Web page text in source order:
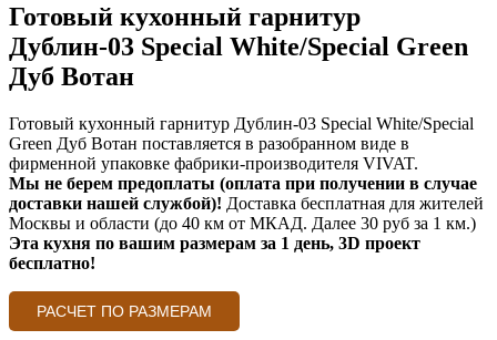
Готовый кухонный гарнитур
Дублин-03 Special White/Special Green
Дуб Вотан
Готовый кухонный гарнитур Дублин-03 Special White/Special
Green Дуб Вотан поставляется в разобранном виде в
фирменной упаковке фабрики-производителя VIVAT.
Мы не берем предоплаты (оплата при получении в случае
доставки нашей службой)! Доставка бесплатная для жителей
Москвы и области (до 40 км от МКАД. Далее 30 руб за 1 км.)
Эта кухня по вашим размерам за 1 день, 3D проект
бесплатно!
РАСЧЕТ ПО РАЗМЕРАМ